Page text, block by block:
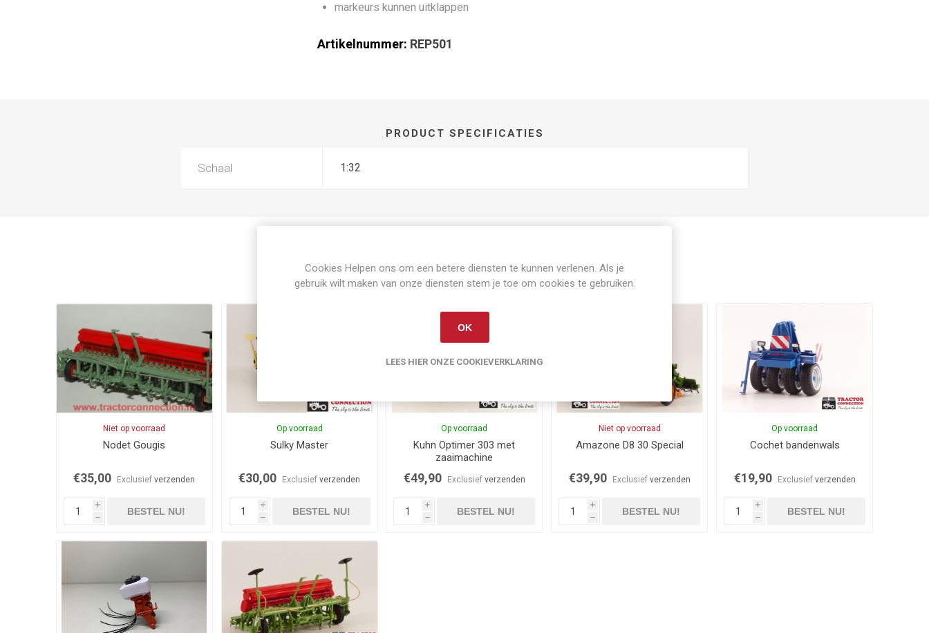
markeurs kunnen uitklappen
Artikelnummer: REP501
PRODUCT SPECIFICATIES
Schaal 1:32
Gerelateerde producten
Niet op voorraad
Nodet Gougis
€35,00 Exclusiefverzenden
i
h
BESTEL NU!
Op voorraad
Sulky Master
€30,00 Exclusiefverzenden
i
h
BESTEL NU!
Op voorraad
Kuhn Optimer 303 met
zaaimachine
€49,90 Exclusief verzenden
i
h
BESTEL NU!
Niet op voorraad
Amazone D8 30 Special
€39,90 Exclusief verzenden
i
h
BESTEL NU!
Op voorraad
Cochet bandenwals
€19,90 Exclusief verzenden
i
h
BESTEL NU!
Cookies Helpen ons om een betere diensten te kunnen verlenen. Als je
gebruik wilt maken van onze diensten stem je toe om cookies te gebruiken.
OK
LEES HIER ONZE COOKIEVERKLARING